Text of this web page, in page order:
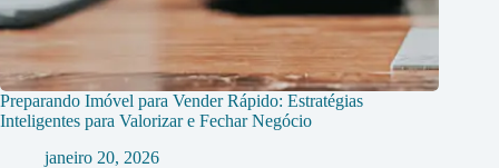
Preparando Imóvel para Vender Rápido: Estratégias
Inteligentes para Valorizar e Fechar Negócio
janeiro 20, 2026